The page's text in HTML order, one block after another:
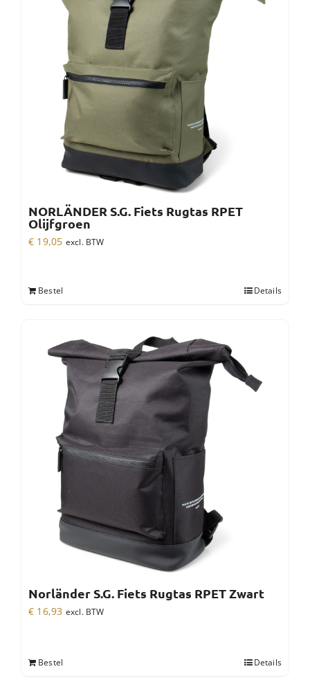
NORLÄNDER S.G. Fiets Rugtas RPET
Olijfgroen
€ 19,05 excl. BTW
Bestel Details
Norländer S.G. Fiets Rugtas RPET Zwart
€ 16,93 excl. BTW
Bestel Details